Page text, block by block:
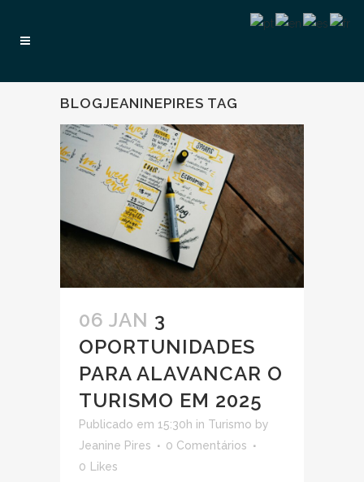
BLOGJEANINEPIRES TAG
06 JAN 3
OPORTUNIDADES
PARA ALAVANCAR O
TURISMO EM 2025
Publicado em 15:30h in Turismo by
Jeanine Pires
0 Comentários
0 Likes